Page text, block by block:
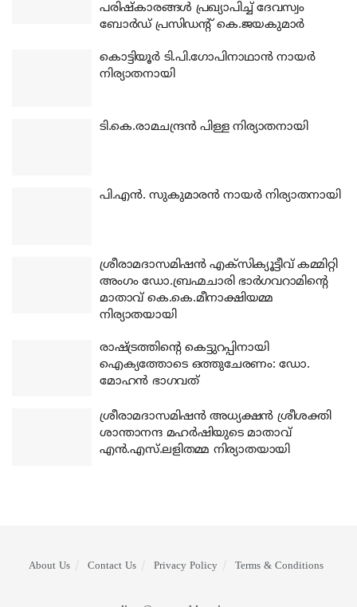
പരിഷ്‌കാരങ്ങള്‍ പ്രഖ്യാപിച്ച് ദേവസ്വം
ബോര്‍ഡ് പ്രസിഡന്റ് കെ.ജയകുമാര്‍
കൊട്ടിയൂര്‍ ടി.പി.ഗോപിനാഥാന്‍ നായര്‍
നിര്യാതനായി
ടി.കെ.രാമചന്ദ്രന്‍ പിള്ള നിര്യാതനായി
പി.എന്‍. സുകുമാരന്‍ നായര്‍ നിര്യാതനായി
ശ്രീരാമദാസമിഷന്‍ എക്‌സിക്യൂട്ടീവ് കമ്മിറ്റി
അംഗം ഡോ.ബ്രഹ്മചാരി ഭാര്‍ഗവറാമിന്റെ
മാതാവ് കെ.കെ.മീനാക്ഷിയമ്മ
നിര്യാതയായി
രാഷ്ട്രത്തിന്റെ കെട്ടുറപ്പിനായി
ഐക്യത്തോടെ ഒത്തുചേരണം: ഡോ.
മോഹന്‍ ഭാഗവത്
ശ്രീരാമദാസമിഷന്‍ അധ്യക്ഷന്‍ ശ്രീശക്തി
ശാന്താനന്ദ മഹര്‍ഷിയുടെ മാതാവ്
എന്‍.എസ്.ലളിതമ്മ നിര്യാതയായി
About Us Contact Us Privacy Policy Terms & Conditions